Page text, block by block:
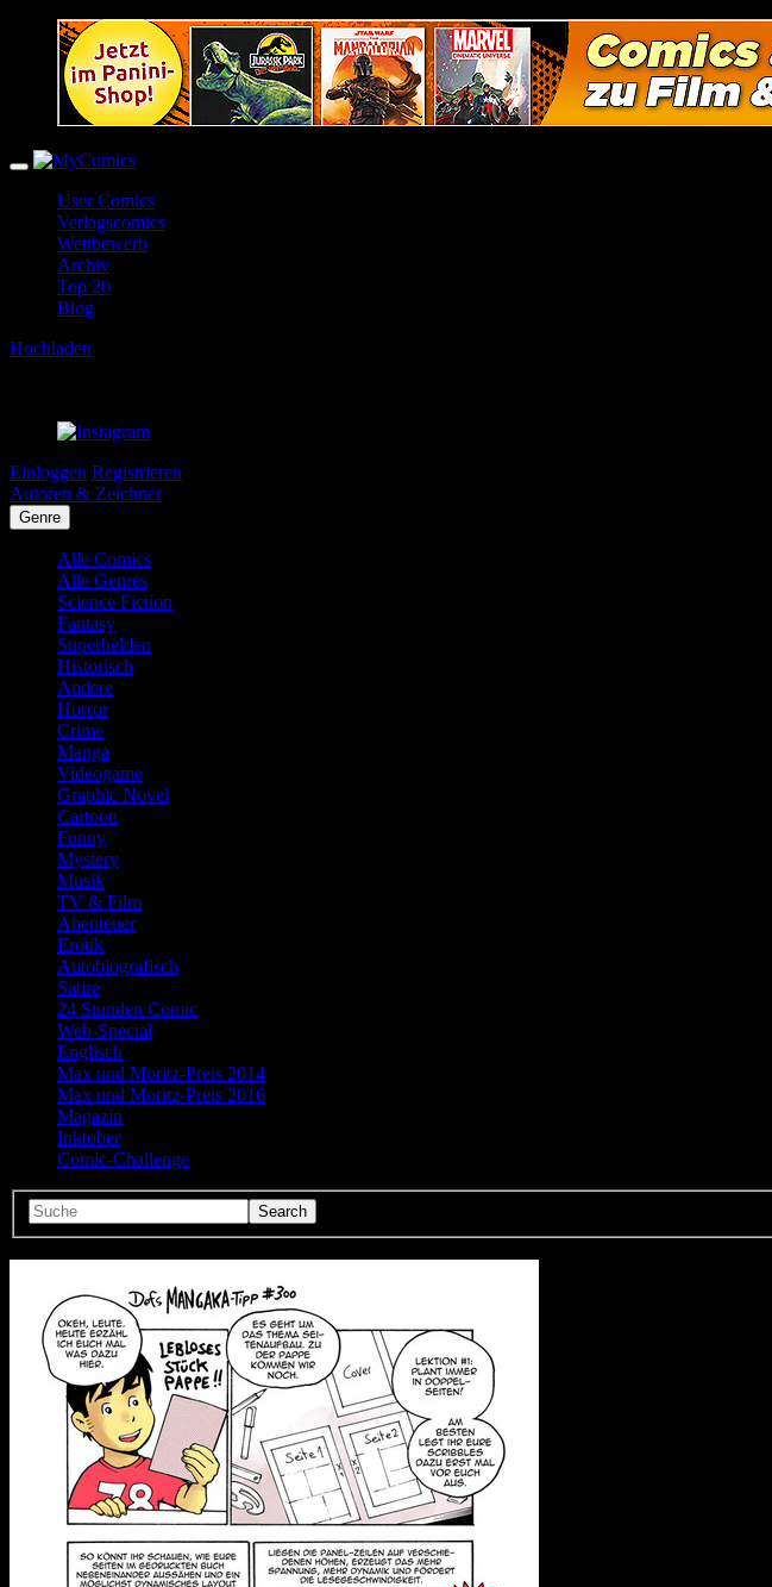
User Comics
Verlagscomics
Wettbewerb
Archiv
Top 20
Blog
Hochladen
Einloggen Registrieren
Autoren & Zeichner
Genre
Alle Comics
Alle Genres
Science Fiction
Fantasy
Superhelden
Historisch
Andere
Horror
Crime
Manga
Videogame
Graphic Novel
Cartoon
Funny
Mystery
Musik
TV & Film
Abenteuer
Erotik
Autobiografisch
Satire
24 Stunden Comic
Web-Special
Englisch
Max und Moritz-Preis 2014
Max und Moritz-Preis 2016
Magazin
Inktober
Comic-Challenge